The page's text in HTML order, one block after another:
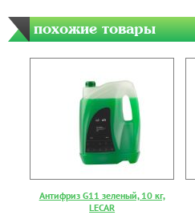
похожие товары
Антифриз G11 зеленый, 10 кг,
LECAR